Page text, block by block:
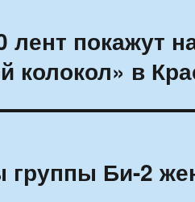
лент покажут
колокол» в
группы Би-2